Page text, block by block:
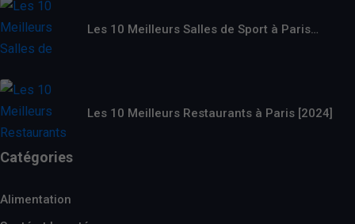
Les 10 Meilleurs Salles de Sport à Paris…
Les 10 Meilleurs Restaurants à Paris [2024]
Catégories
Alimentation